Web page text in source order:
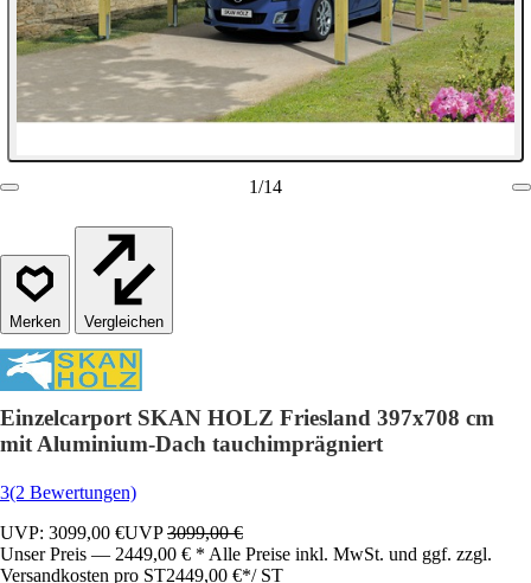
1/14
Vergleichen
Einzelcarport SKAN HOLZ Friesland 397x708 cm
mit Aluminium-Dach tauchimprägniert
3(2 Bewertungen)
UVP: 3099,00 €UVP3099,00 €
Unser Preis — 2449,00 € * Alle Preise inkl. MwSt. und ggf. zzgl.
Versandkosten pro ST2449,00 €*/ ST